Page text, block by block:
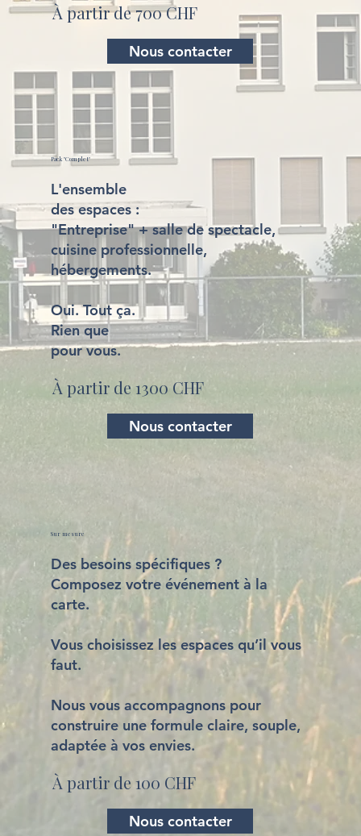
À partir de 700 CHF
Nous contacter
Pack "Complet"
L'ensemble
des espaces :
"Entreprise" + salle de spectacle,
cuisine professionnelle,
hébergements.
Oui. Tout ça.
Rien que
pour vous.
À partir de 1300 CHF
Nous contacter
Sur mesure
Des besoins spécifiques ?
Composez votre événement à la
carte.
Vous choisissez les espaces qu’il vous
faut.
Nous vous accompagnons pour
construire une formule claire, souple,
adaptée à vos envies.
À partir de 100 CHF
Nous contacter